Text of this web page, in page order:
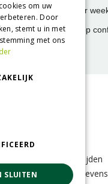
ongeveer 1x per
slaan uw gegevens op
& Openingstijden
& Gegevens
om uw
Door
stemt u in met
met ons
SLUITEN